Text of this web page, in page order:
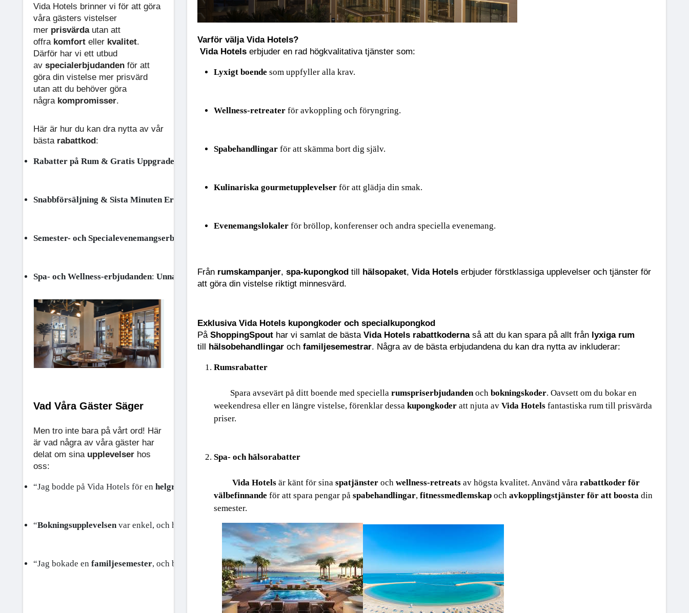
Vida Hotels brinner vi för att göra
våra gästers vistelser
mer prisvärdautan att
offra komfort eller kvalitet.
Därför har vi ett utbud
av specialerbjudanden för att
göra din vistelse mer prisvärd
utan att du behöver göra
några kompromisser.
Här är hur du kan dra nytta av vår
bästa rabattkod:
Rabatter på Rum & Gratis Uppgraderingar
Snabbförsäljning & Sista Minuten Erbjudanden
Semester- och Specialevenemangserbjudanden
Spa- och Wellness-erbjudanden: Unna dig avkoppling med tillgång till våra wellness-retreater och spa-behandlingar som får dig att känna dig uppfriskad och förnyad
Vad Våra Gäster Säger
Men tro inte bara på vårt ord! Här
är vad några av våra gäster har
delat om sina upplevelser hos
oss:
“Jag bodde på Vida Hotels för en helgresa och upplevelsen var fantastisk. Rummet var vackert, och spa-t var det perfekta sättet att koppla av. Jag kommer definitivt tillbaka.” –
“Bokningsupplevelsen var enkel, och hela vistelsen överträffade förväntningarna. Hotellet var enastående och personalen var otroligt vänlig.
“Jag bokade en familjesemester, och barnen älskade faciliteterna. Vi hade en fantastisk tid och hela familjen njöt av den lugna och
Varför välja Vida Hotels?
Vida Hotels erbjuder en rad högkvalitativa tjänster som:
Lyxigt boende som uppfyller alla krav.
Wellness-retreater för avkoppling och föryngring.
Spabehandlingar för att skämma bort dig själv.
Kulinariska gourmetupplevelser för att glädja din smak.
Evenemangslokaler för bröllop, konferenser och andra speciella evenemang.
Från rumskampanjer, spa-kupongkod till hälsopaket, Vida Hotels erbjuder förstklassiga upplevelser och tjänster för
att göra din vistelse riktigt minnesvärd.
Exklusiva Vida Hotels kupongkoder och specialkupongkod
På ShoppingSpout har vi samlat de bästa Vida Hotels rabattkoderna så att du kan spara på allt från lyxiga rum
till hälsobehandlingar och familjesemestrar. Några av de bästa erbjudandena du kan dra nytta av inkluderar:
Rumsrabatter
Spara avsevärt på ditt boende med speciella rumspriserbjudanden och bokningskoder. Oavsett om du bokar en
weekendresa eller en längre vistelse, förenklar dessa kupongkoder att njuta av Vida Hotels fantastiska rum till prisvärda
priser.
Spa- och hälsorabatter
Vida Hotels är känt för sina spatjänster och wellness-retreats av högsta kvalitet. Använd våra rabattkoder för
välbefinnande för att spara pengar på spabehandlingar, fitnessmedlemskap och avkopplingstjänster för att boosta din
semester.